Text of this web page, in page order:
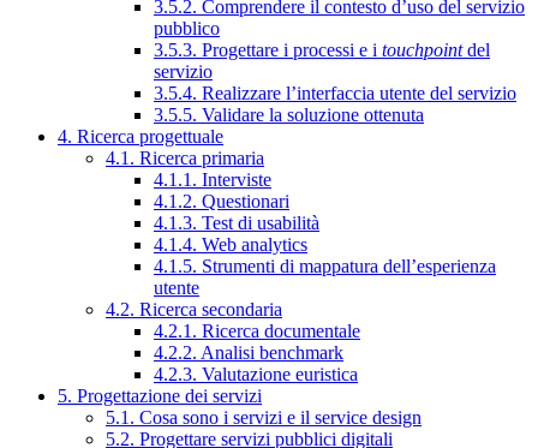
3.5.2. Comprendere il contesto d’uso del servizio
pubblico
3.5.3. Progettare i processi e i touchpointdel
servizio
3.5.4. Realizzare l’interfaccia utente del servizio
3.5.5. Validare la soluzione ottenuta
4. Ricerca progettuale
4.1. Ricerca primaria
4.1.1. Interviste
4.1.2. Questionari
4.1.3. Test di usabilità
4.1.4. Web analytics
4.1.5. Strumenti di mappatura dell’esperienza
utente
4.2. Ricerca secondaria
4.2.1. Ricerca documentale
4.2.2. Analisi benchmark
4.2.3. Valutazione euristica
5. Progettazione dei servizi
5.1. Cosa sono i servizi e il service design
5.2. Progettare servizi pubblici digitali